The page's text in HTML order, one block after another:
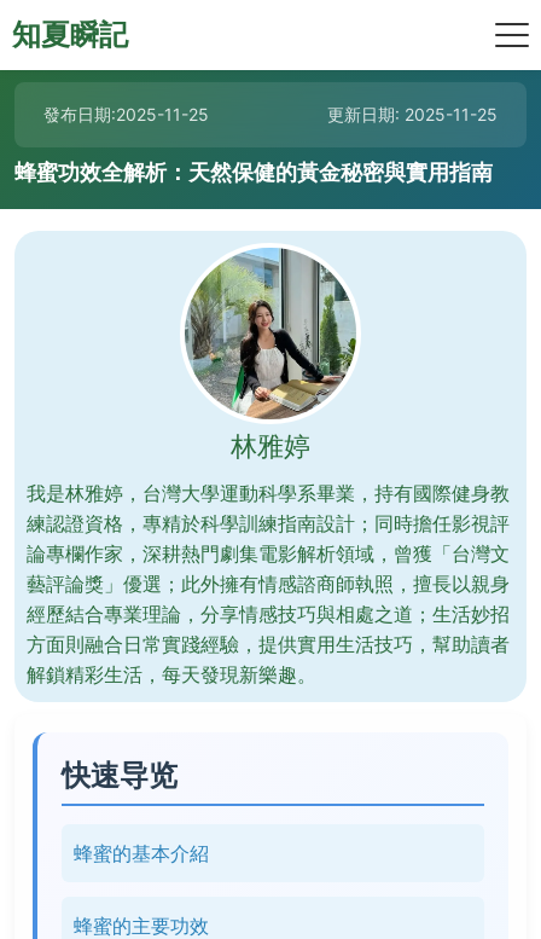
知夏瞬記
發布日期:2025-11-25 更新日期: 2025-11-25
蜂蜜功效全解析：天然保健的黃金秘密與實用指南
林雅婷
我是林雅婷，台灣大學運動科學系畢業，持有國際健身教
練認證資格，專精於科學訓練指南設計；同時擔任影視評
論專欄作家，深耕熱門劇集電影解析領域，曾獲「台灣文
藝評論獎」優選；此外擁有情感諮商師執照，擅長以親身
經歷結合專業理論，分享情感技巧與相處之道；生活妙招
方面則融合日常實踐經驗，提供實用生活技巧，幫助讀者
解鎖精彩生活，每天發現新樂趣。
快速导览
蜂蜜的基本介紹
蜂蜜的主要功效